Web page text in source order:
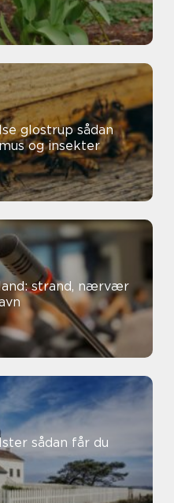
sådan
og insekter
strand, nærvær
du